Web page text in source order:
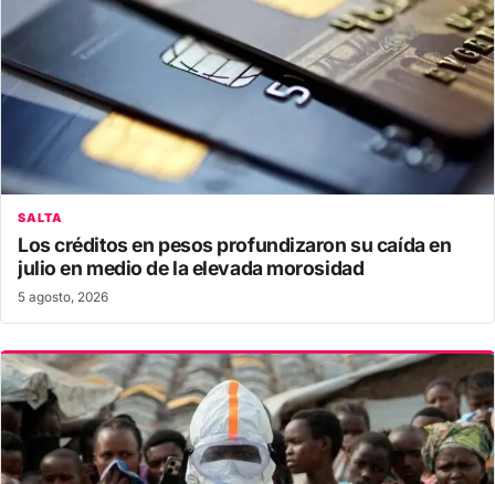
SALTA
Los créditos en pesos profundizaron su caída en
julio en medio de la elevada morosidad
5 agosto, 2026